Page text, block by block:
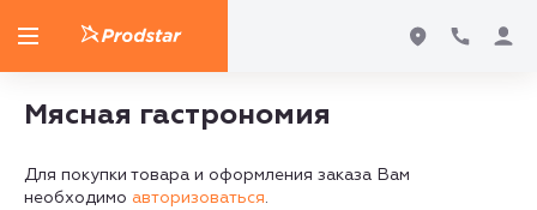
Мясная гастрономия
Для покупки товара и оформления заказа Вам
необходимо авторизоваться.